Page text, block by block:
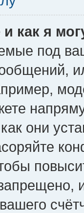
как я
под
они